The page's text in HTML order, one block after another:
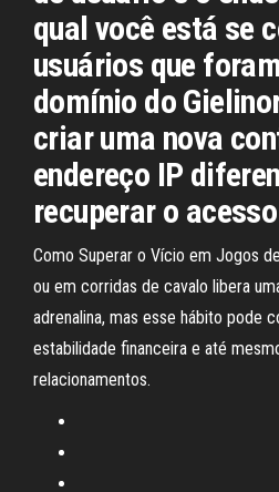
qual você está se
usuários que
domínio do
criar uma nova
endereço IP
recuperar o
Como Superar o Vício em Jogos
ou em corridas de cavalo libera
adrenalina, mas esse hábito pode
estabilidade financeira e até
relacionamentos.